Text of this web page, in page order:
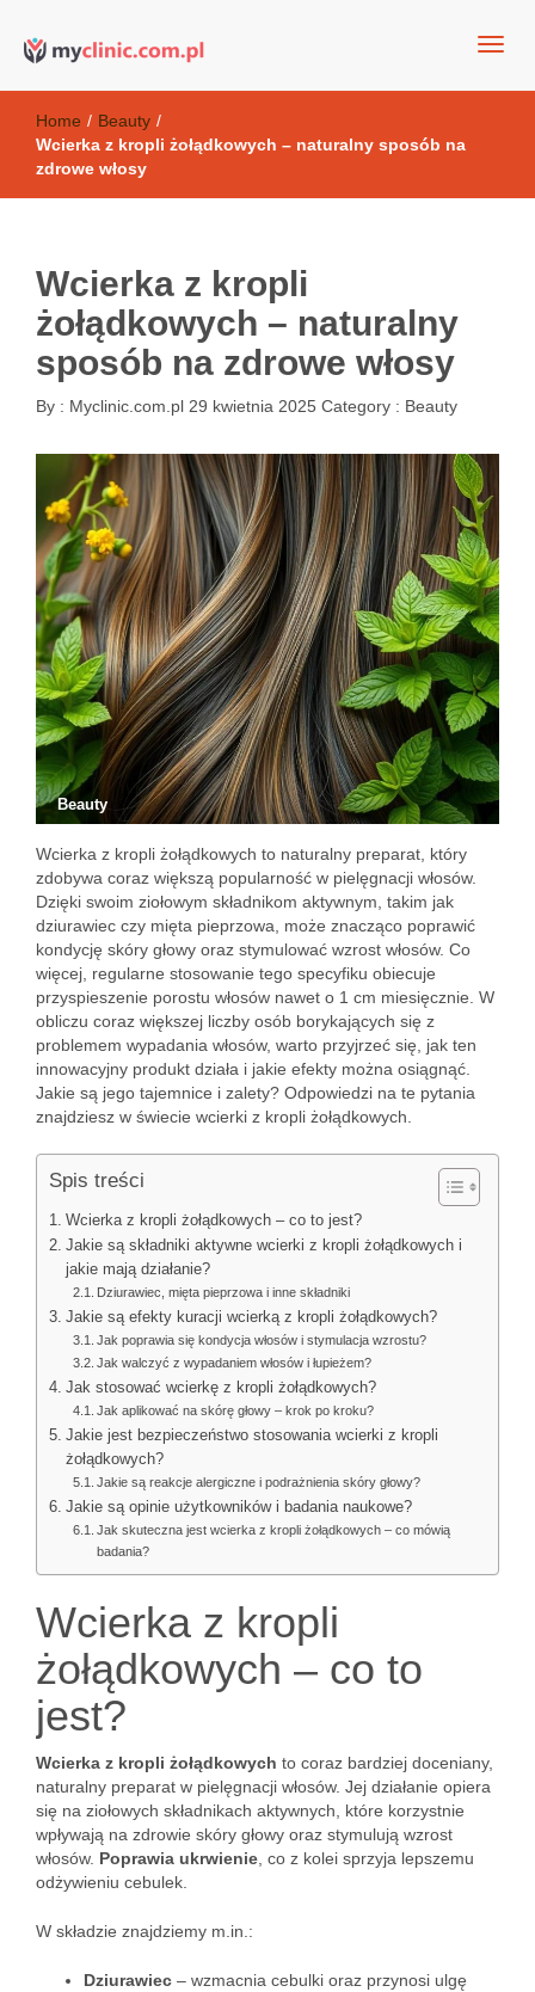
Kosmetyki antyoksydacyjne
Home / Beauty /
Wcierka z kropli żołądkowych – naturalny sposób na
zdrowe włosy
Wcierka z kropli
żołądkowych – naturalny
sposób na zdrowe włosy
By : Myclinic.com.pl 29 kwietnia 2025 Category : Beauty
Beauty
Wcierka z kropli żołądkowych to naturalny preparat, który
zdobywa coraz większą popularność w pielęgnacji włosów.
Dzięki swoim ziołowym składnikom aktywnym, takim jak
dziurawiec czy mięta pieprzowa, może znacząco poprawić
kondycję skóry głowy oraz stymulować wzrost włosów. Co
więcej, regularne stosowanie tego specyfiku obiecuje
przyspieszenie porostu włosów nawet o 1 cm miesięcznie. W
obliczu coraz większej liczby osób borykających się z
problemem wypadania włosów, warto przyjrzeć się, jak ten
innowacyjny produkt działa i jakie efekty można osiągnąć.
Jakie są jego tajemnice i zalety? Odpowiedzi na te pytania
znajdziesz w świecie wcierki z kropli żołądkowych.
Spis treści
Wcierka z kropli żołądkowych – co to jest?
Jakie są składniki aktywne wcierki z kropli żołądkowych i
jakie mają działanie?
Dziurawiec, mięta pieprzowa i inne składniki
Jakie są efekty kuracji wcierką z kropli żołądkowych?
Jak poprawia się kondycja włosów i stymulacja wzrostu?
Jak walczyć z wypadaniem włosów i łupieżem?
Jak stosować wcierkę z kropli żołądkowych?
Jak aplikować na skórę głowy – krok po kroku?
Jakie jest bezpieczeństwo stosowania wcierki z kropli
żołądkowych?
Jakie są reakcje alergiczne i podrażnienia skóry głowy?
Jakie są opinie użytkowników i badania naukowe?
Jak skuteczna jest wcierka z kropli żołądkowych – co mówią
badania?
Wcierka z kropli
żołądkowych – co to
jest?
Wcierka z kropli żołądkowych to coraz bardziej doceniany,
naturalny preparat w pielęgnacji włosów. Jej działanie opiera
się na ziołowych składnikach aktywnych, które korzystnie
wpływają na zdrowie skóry głowy oraz stymulują wzrost
włosów. Poprawia ukrwienie , co z kolei sprzyja lepszemu
odżywieniu cebulek.
W składzie znajdziemy m.in.:
Dziurawiec – wzmacnia cebulki oraz przynosi ulgę